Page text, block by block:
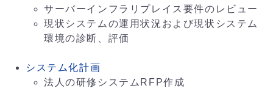
サーバーインフラリプレイス要件のレビュー
現状システムの運用状況および現状システム
環境の診断、評価
システム化計画
法人の研修システムRFP作成